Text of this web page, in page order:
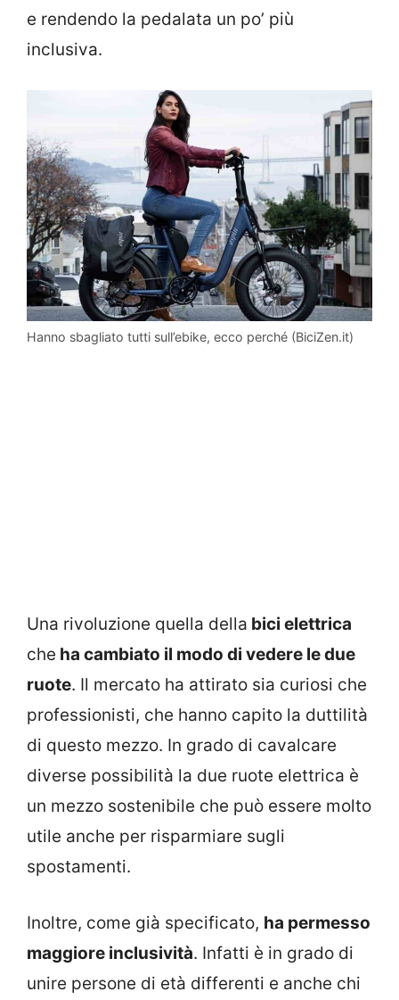
e rendendo la pedalata un po’ più
inclusiva.
Hanno sbagliato tutti sull’ebike, ecco perché (BiciZen.it)
Una rivoluzione quella della bici elettrica
che ha cambiato il modo di vedere le due
ruote. Il mercato ha attirato sia curiosi che
professionisti, che hanno capito la duttilità
di questo mezzo. In grado di cavalcare
diverse possibilità la due ruote elettrica è
un mezzo sostenibile che può essere molto
utile anche per risparmiare sugli
spostamenti.
Inoltre, come già specificato, ha permesso
maggiore inclusività. Infatti è in grado di
unire persone di età differenti e anche chi